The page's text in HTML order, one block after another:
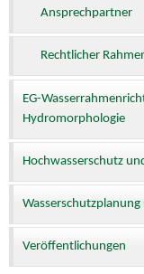
Ansprechpartner
Rechtlicher
EG-
Hydromorphologie
Hochwasserschutz
Veröffentlichungen